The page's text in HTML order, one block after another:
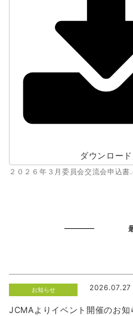
ダウンロード
２０２６年３月委員会交流会申込
お知らせ 2026.07.27
JCMAよりイベント開催のお知